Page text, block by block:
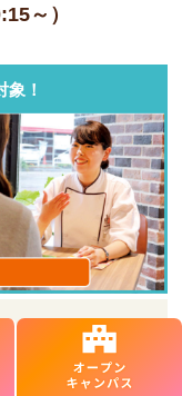
～）
象！
調理・美容校合わせ